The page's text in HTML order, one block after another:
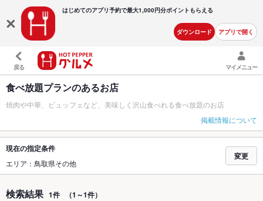
はじめてのアプリ予約で最大1,000円分ポイントもらえる
ダウンロード アプリで開く
戻る マイメニュー
食べ放題プランのあるお店
焼肉や中華、ビュッフェなど、美味しく沢山食べれる食べ放題のお店
掲載情報について
現在の指定条件
エリア：鳥取県その他
変更
検索結果 1件 （1～1件）